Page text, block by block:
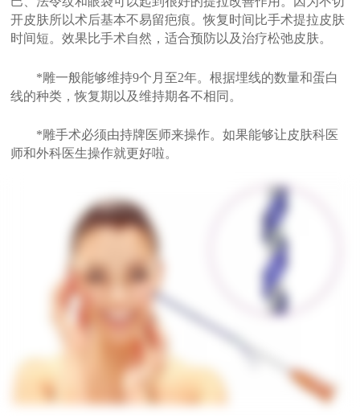
开皮肤所以术后基本不易留疤痕。恢复时间比手术提拉皮肤
时间短。效果比手术自然，适合预防以及治疗松弛皮肤。
*雕一般能够维持9个月至2年。根据埋线的数量和蛋白
线的种类，恢复期以及维持期各不相同。
*雕手术必须由持牌医师来操作。如果能够让皮肤科医
师和外科医生操作就更好啦。